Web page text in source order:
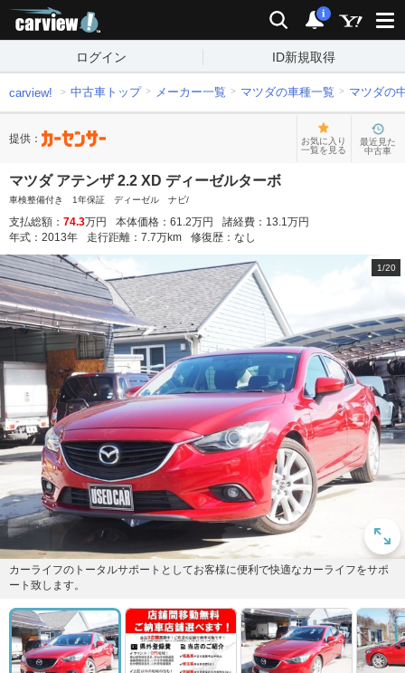
検索 通知
i
ログイン ID新規取得
carview! 中古車トップ メーカー一覧 マツダの車種一覧 マツダの
提供：
お気に入り
一覧を見る
最近見た
中古車
マツダ アテンザ 2.2 XD ディーゼルターボ
車検整備付き 1年保証 ディーゼル ナビ/
支払総額： 74.3万円 本体価格： 61.2万円 諸経費： 13.1万円
年式： 2013年 走行距離： 7.7万km 修復歴： なし
1/20
カーライフのトータルサポートとしてお客様に便利で快適なカーライフをサポ
ート致します。